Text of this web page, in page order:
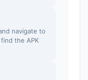
navigate to
the APK